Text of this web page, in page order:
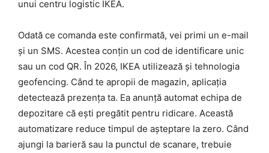
unui centru logistic IKEA.
Odată ce comanda este confirmată, vei primi un e-mail
și un SMS. Acestea conțin un cod de identificare unic
sau un cod QR. În 2026, IKEA utilizează și tehnologia
geofencing. Când te apropii de magazin, aplicația
detectează prezența ta. Ea anunță automat echipa de
depozitare că ești pregătit pentru ridicare. Această
automatizare reduce timpul de așteptare la zero. Când
ajungi la barieră sau la punctul de scanare, trebuie